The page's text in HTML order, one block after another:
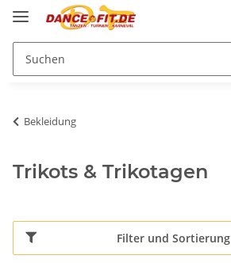
Bekleidung
Trikots & Trikotagen
Filter und Sortierung